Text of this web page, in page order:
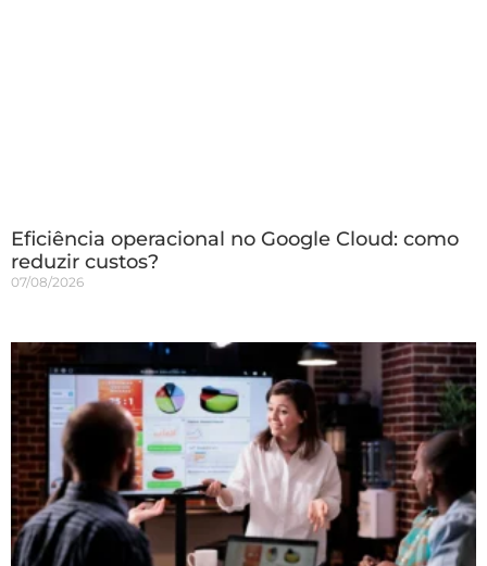
Eficiência operacional no Google Cloud: como
reduzir custos?
07/08/2026